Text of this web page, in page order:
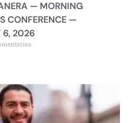
— MORNING
CONFERENCE —
6, 2026